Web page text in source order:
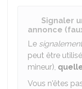
Signaler
annonce
Le signalement
peut être
mineur),
Vous n'êtes